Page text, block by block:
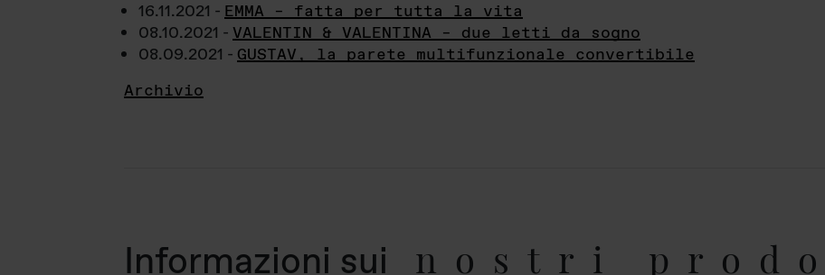
16.11.2021 - EMMA – fatta per tutta la vita
08.10.2021 - VALENTIN & VALENTINA – due letti da sogno
08.09.2021 - GUSTAV, la parete multifunzionale convertibile
Archivio
Informazioni sui nostri